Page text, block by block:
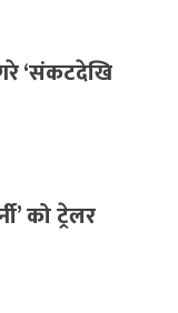
‘संकटदेखि
को ट्रेलर